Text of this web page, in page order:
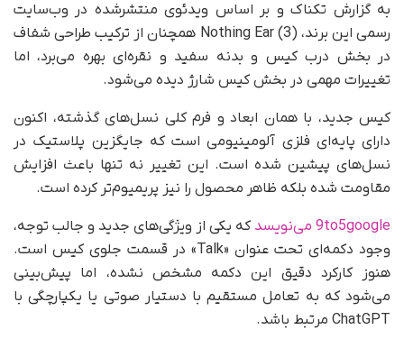
به گزارش تکناک و بر اساس ویدئوی منتشرشده در وب‌سایت
رسمی این برند، Nothing Ear (3) همچنان از ترکیب طراحی شفاف
در بخش درب کیس و بدنه سفید و نقره‌ای بهره می‌برد، اما
تغییرات مهمی در بخش کیس شارژ دیده می‌شود.
کیس جدید، با همان ابعاد و فرم کلی نسل‌های گذشته، اکنون
دارای پایه‌ای فلزی آلومینیومی است که جایگزین پلاستیک در
نسل‌های پیشین شده است. این تغییر نه تنها باعث افزایش
مقاومت شده بلکه ظاهر محصول را نیز پریمیوم‌تر کرده است.
9to5google می‌نویسد
که یکی از ویژگی‌های جدید و جالب توجه،
وجود دکمه‌ای تحت عنوان «Talk» در قسمت جلوی کیس است.
هنوز کارکرد دقیق این دکمه مشخص نشده، اما پیش‌بینی
می‌شود که به تعامل مستقیم با دستیار صوتی یا یکپارچگی با
ChatGPT مرتبط باشد.